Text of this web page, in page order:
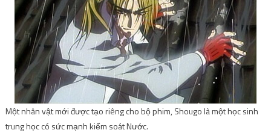
Một nhân vật mới được tạo riêng cho bộ phim, Shougo là một học sinh
trung học có sức mạnh kiểm soát Nước.